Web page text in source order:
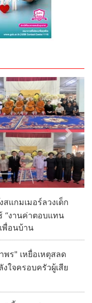
Next
แกมเมอร์ลวงเด็ก
“งานค่าตอบแทน
พื่อนบ้าน
ร" เหยื่อเหตุสลด
ใจครอบครัวผู้เสีย